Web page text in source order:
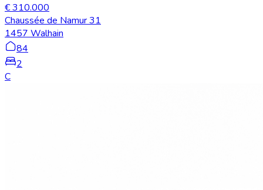
€ 310.000
Chaussée de Namur 31
1457 Walhain
84
2
C